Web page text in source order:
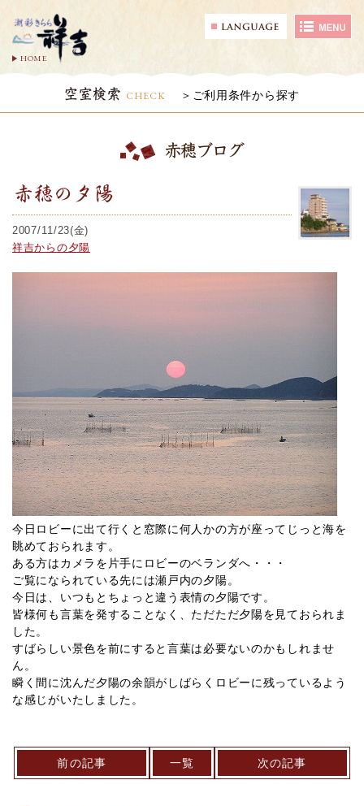
HOME
空室検索 CHECK ご利用条件から探す
赤穂ブログ
赤穂の夕陽
2007/11/23(金)
祥吉からの夕陽
今日ロビーに出て行くと窓際に何人かの方が座ってじっと海を
眺めておられます。
ある方はカメラを片手にロビーのベランダへ・・・
ご覧になられている先には瀬戸内の夕陽。
今日は、いつもとちょっと違う表情の夕陽です。
皆様何も言葉を発することなく、ただただ夕陽を見ておられま
した。
すばらしい景色を前にすると言葉は必要ないのかもしれませ
ん。
瞬く間に沈んだ夕陽の余韻がしばらくロビーに残っているよう
な感じがいたしました。
前の記事 一覧 次の記事